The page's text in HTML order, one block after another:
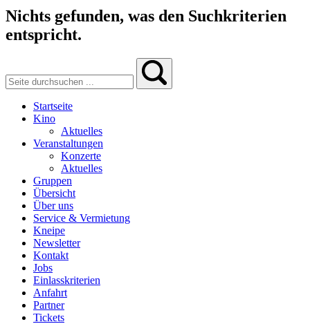
Nichts gefunden, was den Suchkriterien
entspricht.
Startseite
Kino
Aktuelles
Veranstaltungen
Konzerte
Aktuelles
Gruppen
Übersicht
Über uns
Service & Vermietung
Kneipe
Newsletter
Kontakt
Jobs
Einlasskriterien
Anfahrt
Partner
Tickets